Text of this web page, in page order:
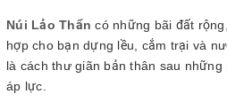
Núi Lảo Thẩn có những bãi đất
hợp cho bạn dựng lều, cắm trại và
là cách thư giãn bản thân sau
áp lực.